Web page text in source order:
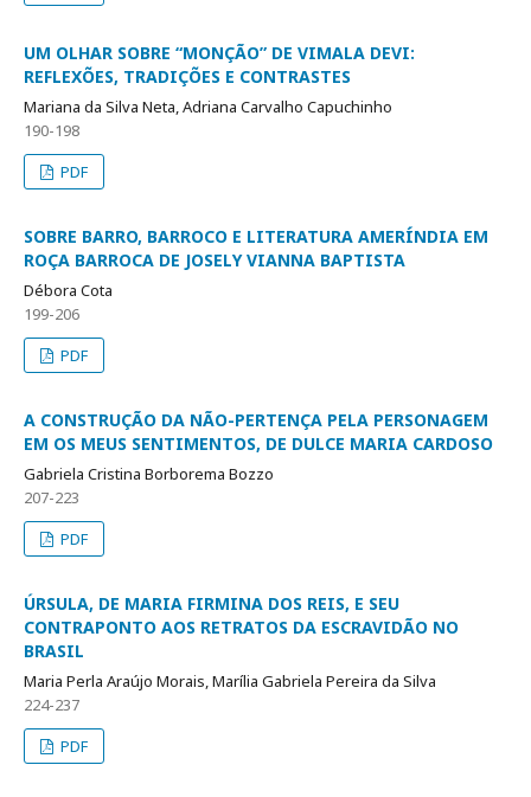
UM OLHAR SOBRE “MONÇÃO” DE VIMALA DEVI:
REFLEXÕES, TRADIÇÕES E CONTRASTES
Mariana da Silva Neta, Adriana Carvalho Capuchinho
190-198
PDF
SOBRE BARRO, BARROCO E LITERATURA AMERÍNDIA EM
ROÇA BARROCA DE JOSELY VIANNA BAPTISTA
Débora Cota
199-206
PDF
A CONSTRUÇÃO DA NÃO-PERTENÇA PELA PERSONAGEM
EM OS MEUS SENTIMENTOS, DE DULCE MARIA CARDOSO
Gabriela Cristina Borborema Bozzo
207-223
PDF
ÚRSULA, DE MARIA FIRMINA DOS REIS, E SEU
CONTRAPONTO AOS RETRATOS DA ESCRAVIDÃO NO
BRASIL
Maria Perla Araújo Morais, Marília Gabriela Pereira da Silva
224-237
PDF